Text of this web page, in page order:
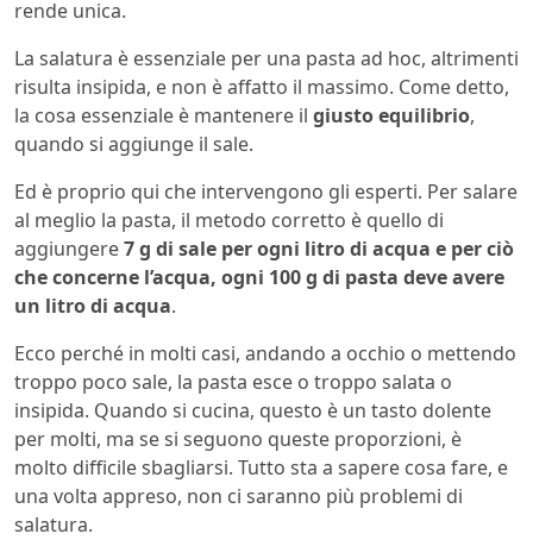
rende unica.
La salatura è essenziale per una pasta ad hoc, altrimenti
risulta insipida, e non è affatto il massimo. Come detto,
la cosa essenziale è mantenere il giusto equilibrio,
quando si aggiunge il sale.
Ed è proprio qui che intervengono gli esperti. Per salare
al meglio la pasta, il metodo corretto è quello di
aggiungere7 g di sale per ogni litro di acqua e per ciò
che concerne l’acqua, ogni 100 g di pasta deve avere
un litro di acqua.
Ecco perché in molti casi, andando a occhio o mettendo
troppo poco sale, la pasta esce o troppo salata o
insipida. Quando si cucina, questo è un tasto dolente
per molti, ma se si seguono queste proporzioni, è
molto difficile sbagliarsi. Tutto sta a sapere cosa fare, e
una volta appreso, non ci saranno più problemi di
salatura.